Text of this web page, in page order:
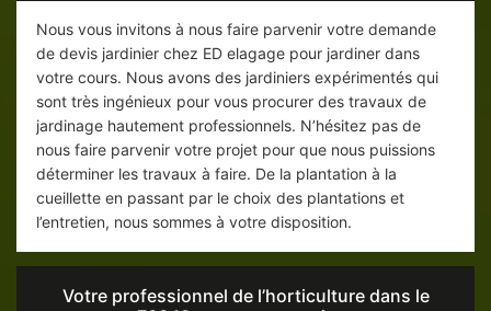
Nous vous invitons à nous faire parvenir votre demande
de devis jardinier chez ED elagage pour jardiner dans
votre cours. Nous avons des jardiniers expérimentés qui
sont très ingénieux pour vous procurer des travaux de
jardinage hautement professionnels. N’hésitez pas de
nous faire parvenir votre projet pour que nous puissions
déterminer les travaux à faire. De la plantation à la
cueillette en passant par le choix des plantations et
l’entretien, nous sommes à votre disposition.
Votre professionnel de l’horticulture dans le